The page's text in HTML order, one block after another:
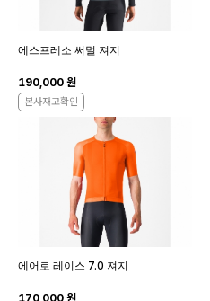
에스프레소 써멀 져지
190,000 원
본사재고확인
에어로 레이스 7.0 져지
170,000 원